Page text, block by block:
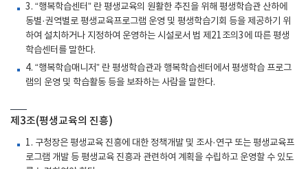
3. “행복학습센터” 란 평생교육의 원활한 추진을 위해 평생학습관 산하에
동별·권역별로 평생교육프로그램 운영 및 평생학습기회 등을 제공하기 위
하여 설치하거나 지정하여 운영하는 시설로서 법 제21조의3에 따른 평생
학습센터를 말한다.
4. “행복학습매니저” 란 평생학습관과 행복학습센터에서 평생학습 프로그
램의 운영 및 학습활동 등을 보좌하는 사람을 말한다.
제3조(평생교육의 진흥)
1. 구청장은 평생교육 진흥에 대한 정책개발 및 조사·연구 또는 평생교육프
로그램 개발 등 평생교육 진흥과 관련하여 계획을 수립하고 운영할 수 있도